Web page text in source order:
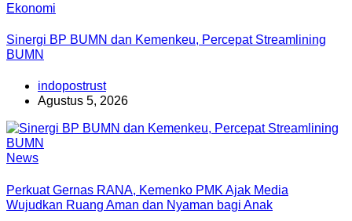
Ekonomi
Sinergi BP BUMN dan Kemenkeu, Percepat Streamlining
BUMN
indopostrust
Agustus 5, 2026
News
Perkuat Gernas RANA, Kemenko PMK Ajak Media
Wujudkan Ruang Aman dan Nyaman bagi Anak